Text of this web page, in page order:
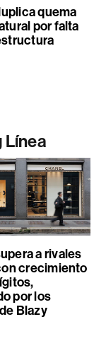
quema
por falta
Línea
a rivales
crecimiento
por los
Blazy